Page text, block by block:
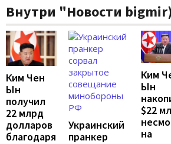
Внутри "Новости
Ким Чен
Ын
получил
22 млрд
долларов
благодаря
Украинский
пранкер
Ким
Ын
$22
на